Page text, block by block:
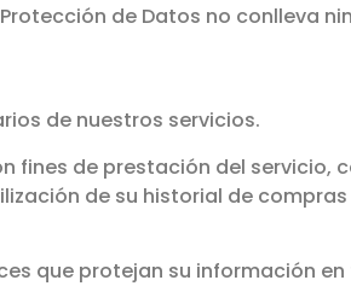
de Datos no conlleva
de nuestros servicios.
fines de prestación del
de su historial de
que protejan su información